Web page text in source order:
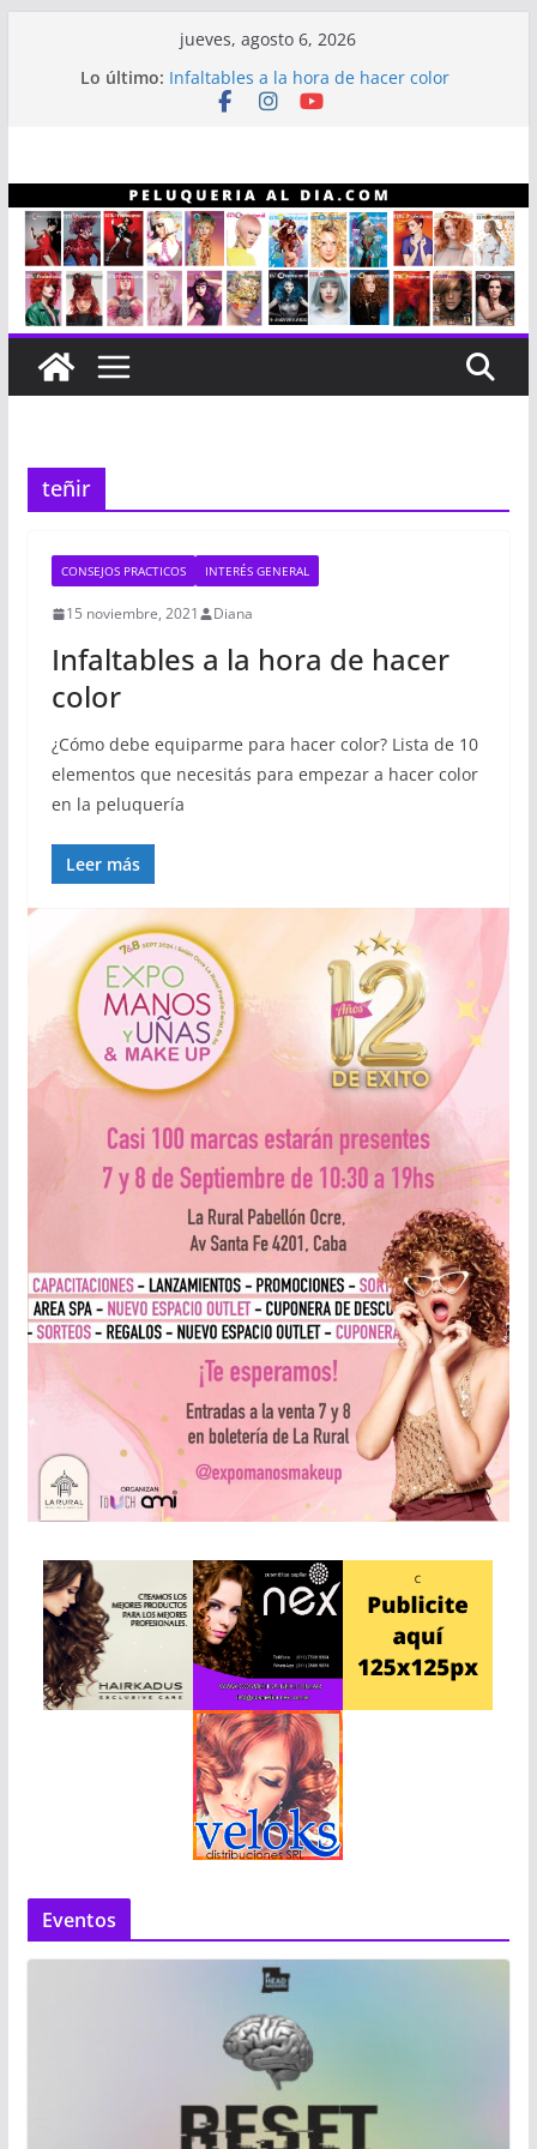
jueves, agosto 6, 2026
Lo último: Infaltables a la hora de hacer color
Línea capilar NEX
teñir
CONSEJOS PRACTICOS INTERÉS GENERAL
15 noviembre, 2021 Diana
Infaltables a la hora de hacer
color
¿Cómo debe equiparme para hacer color? Lista de 10
elementos que necesitás para empezar a hacer color
en la peluquería
Leer más
Eventos